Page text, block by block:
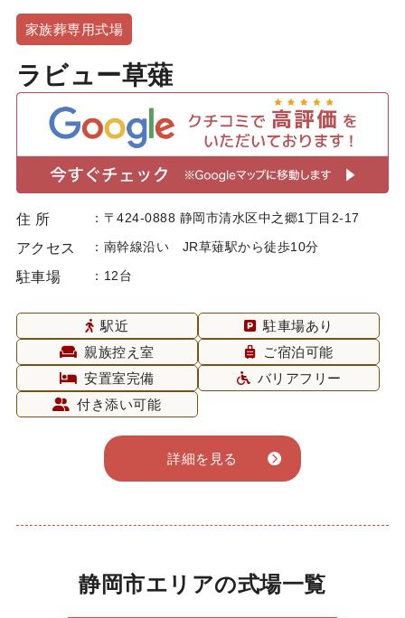
家族葬専用式場
ラビュー草薙
住 所 〒424-0888 静岡市清水区中之郷1丁目2-17
アクセス 南幹線沿い JR草薙駅から徒歩10分
駐車場 12台
駅近
駐車場あり
親族控え室
ご宿泊可能
安置室完備
バリアフリー
付き添い可能
詳細を見る
静岡市エリアの式場一覧